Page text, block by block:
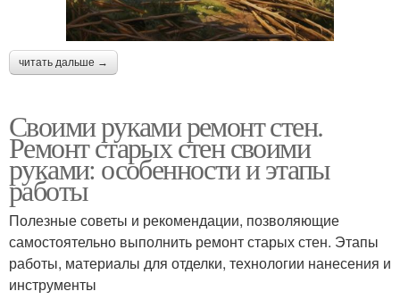
читать дальше →
Своими руками ремонт стен.
Ремонт старых стен своими
руками: особенности и этапы
работы
Полезные советы и рекомендации, позволяющие
самостоятельно выполнить ремонт старых стен. Этапы
работы, материалы для отделки, технологии нанесения и
инструменты